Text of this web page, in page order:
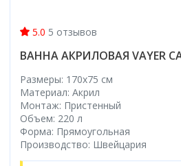
5.0 5 отзывов
ВАННА АКРИЛОВАЯ VAYER
Размеры: 170x75 cм
Материал: Акрил
Монтаж: Пристенный
Объем: 220 л
Форма: Прямоугольная
Производство: Швейцария